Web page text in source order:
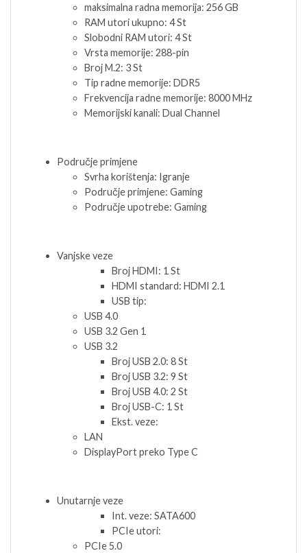
maksimalna radna memorija: 256 GB
RAM utori ukupno: 4 St
Slobodni RAM utori: 4 St
Vrsta memorije: 288-pin
Broj M.2: 3 St
Tip radne memorije: DDR5
Frekvencija radne memorije: 8000 MHz
Memorijski kanali: Dual Channel
Područje primjene
Svrha korištenja: Igranje
Područje primjene: Gaming
Područje upotrebe: Gaming
Vanjske veze
Broj HDMI: 1 St
HDMI standard: HDMI 2.1
USB tip:
USB 4.0
USB 3.2 Gen 1
USB 3.2
Broj USB 2.0: 8 St
Broj USB 3.2: 9 St
Broj USB 4.0: 2 St
Broj USB-C: 1 St
Ekst. veze:
LAN
DisplayPort preko Type C
Unutarnje veze
Int. veze: SATA600
PCIe utori:
PCIe 5.0